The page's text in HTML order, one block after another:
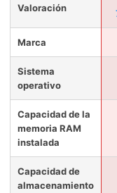
Valoración
Marca
Sistema
operativo
Capacidad de la
memoria RAM
instalada
Capacidad de
almacenamiento